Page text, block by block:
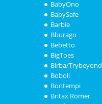
BabyOno
BabySafe
Barbie
Bburago
Bebetto
BigToes
Birba/Trybeyond
Boboli
Bontempi
Britax Römer